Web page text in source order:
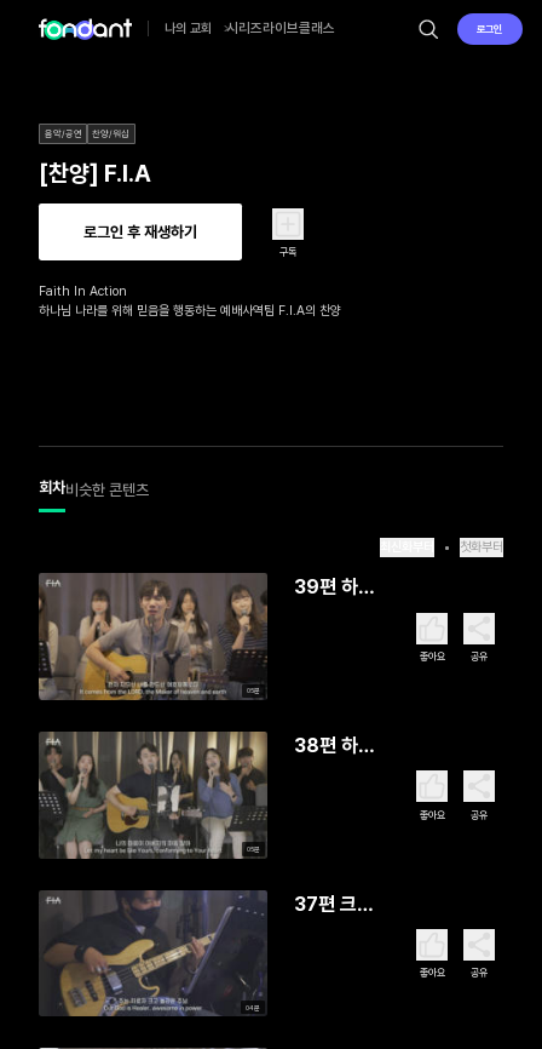
나의 교회 시리즈라이브클래스 로그인
음악/공연 찬양/워십
[찬양] F.I.A
로그인 후 재생하기
구독
Faith In Action
하나님 나라를 위해 믿음을 행동하는 예배사역팀 F.I.A의 찬양
회차비슷한 콘텐츠
첫화부터
05분
39편 하나
좋아요 공유
05분
38편 하나
좋아요 공유
04분
37편 크신
좋아요 공유